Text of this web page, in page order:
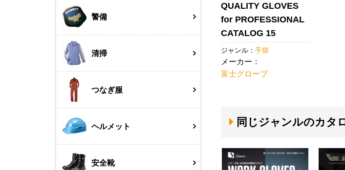
QUALITY GLOVES
for PROFESSIONAL
CATALOG 15
ジャンル： 手袋
メーカー：
富士グローブ
同じジャンルのカタ
警備
清掃
つなぎ服
ヘルメット
安全靴